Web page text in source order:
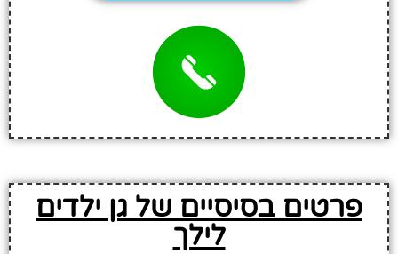
פרטים בסיסיים של גן ילדים
לילך